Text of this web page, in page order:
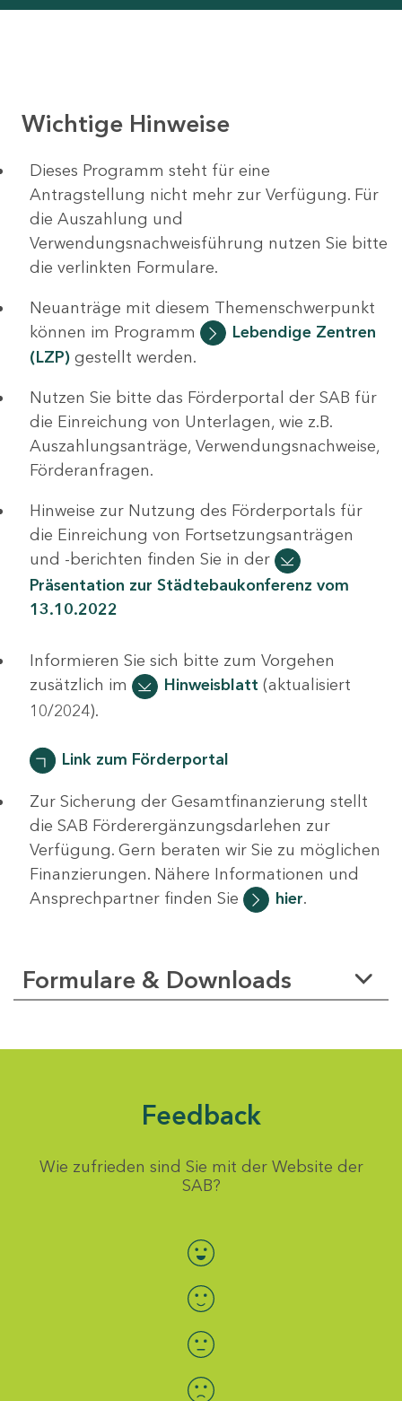
Wichtige Hinweise
Dieses Programm steht für eine
Antragstellung nicht mehr zur Verfügung. Für
die Auszahlung und
Verwendungsnachweisführung nutzen Sie bitte
die verlinkten Formulare.
Neuanträge mit diesem Themenschwerpunkt
können im Programm
Lebendige Zentren
(LZP) gestellt werden.
Nutzen Sie bitte das Förderportal der SAB für
die Einreichung von Unterlagen, wie z.B.
Auszahlungsanträge, Verwendungsnachweise,
Förderanfragen.
Hinweise zur Nutzung des Förderportals für
die Einreichung von Fortsetzungsanträgen
und -berichten finden Sie in der
Präsentation zur Städtebaukonferenz vom
13.10.2022
Informieren Sie sich bitte zum Vorgehen
zusätzlich im
Hinweisblatt (aktualisiert
10/2024).
Link zum Förderportal
Zur Sicherung der Gesamtfinanzierung stellt
die SAB Förderergänzungsdarlehen zur
Verfügung. Gern beraten wir Sie zu möglichen
Finanzierungen. Nähere Informationen und
Ansprechpartner finden Sie
hier.
Formulare & Downloads
Feedback
Wie zufrieden sind Sie mit der Website der
SAB?
Bewertung auswählen